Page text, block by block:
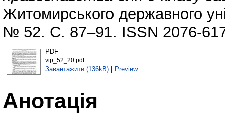
Житомирського державного
№ 52. С. 87–91. ISSN 2076-
PDF
vip_52_20.pdf
Завантажити (136kB)| Preview
Анотація